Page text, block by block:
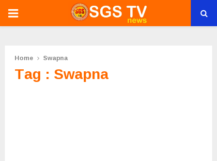
PRIMARY
Home Swapna
Tag : Swapna